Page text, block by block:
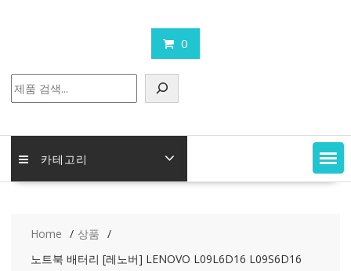
0
색
카테고리
Home
상품
노트북 배터리 [레노버] LENOVO L09L6D16 L09S6D16